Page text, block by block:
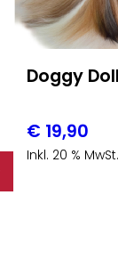
Doggy
€ 19,90
Inkl. 20 %